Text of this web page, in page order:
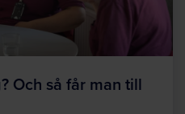
Och så får man till